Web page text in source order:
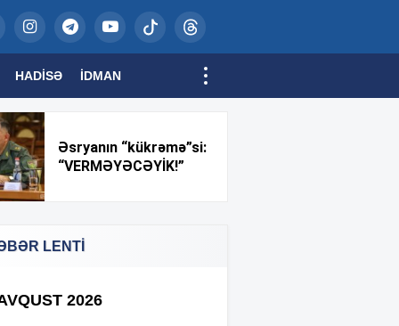
HADISƏ İDMAN
Əsryanın “kükrəmə”si:
“VERMƏYƏCƏYİK!”
LENTİ
2026